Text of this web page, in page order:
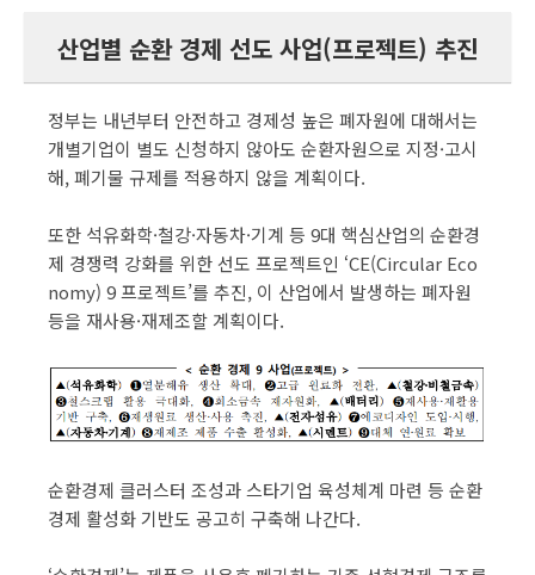
산업별 순환 경제 선도 사업(프로젝트) 추진
정부는 내년부터 안전하고 경제성 높은 폐자원에 대해서는
개별기업이 별도 신청하지 않아도 순환자원으로 지정·고시
해, 폐기물 규제를 적용하지 않을 계획이다.
또한 석유화학·철강·자동차·기계 등 9대 핵심산업의 순환경
제 경쟁력 강화를 위한 선도 프로젝트인 ‘CE(Circular Eco
nomy) 9 프로젝트’를 추진, 이 산업에서 발생하는 폐자원
등을 재사용·재제조할 계획이다.
순환경제 클러스터 조성과 스타기업 육성체계 마련 등 순환
경제 활성화 기반도 공고히 구축해 나간다.